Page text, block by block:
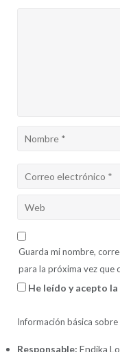
Guarda mi nombre,
para la próxima vez que
He leído y acepto la
Información básica
Responsable: Endika